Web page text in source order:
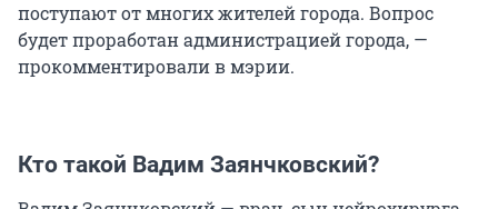
поступают от многих жителей города. Вопрос
будет проработан администрацией города, —
прокомментировали в мэрии.
Кто такой Вадим Заянчковский?